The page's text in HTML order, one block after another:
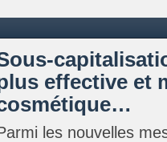
effective et
les nouvelles